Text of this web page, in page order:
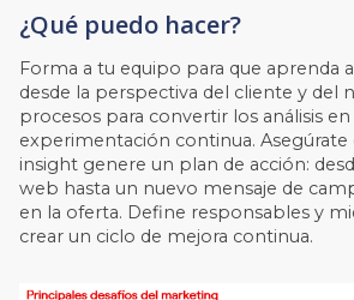
¿Qué puedo hacer?
Forma a tu equipo para que aprenda
desde la perspectiva del cliente y del
procesos para convertir los análisis
experimentación continua. Asegúrate
insight genere un plan de acción:
web hasta un nuevo mensaje de
en la oferta. Define responsables y
crear un ciclo de mejora continua.